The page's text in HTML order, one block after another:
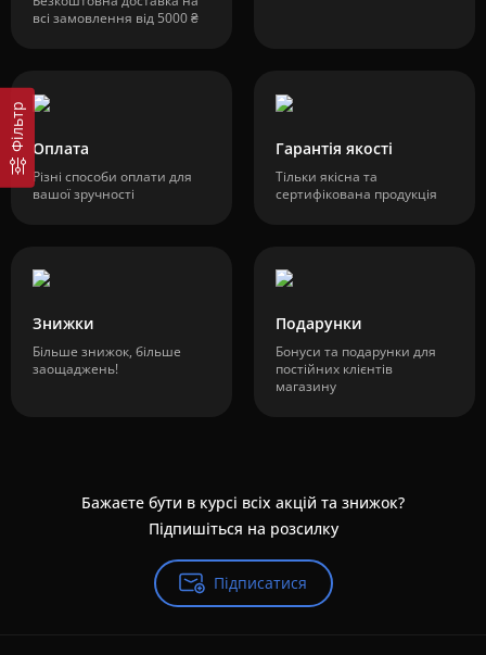
Фільтр
всі замовлення від 5000 ₴
Оплата
Різні способи оплати для
вашої зручності
Гарантія якості
Тільки якісна та
сертифікована продукція
Знижки
Більше знижок, більше
заощаджень!
Подарунки
Бонуси та подарунки для
постійних клієнтів
магазину
Бажаєте бути в курсі всіх акцій та знижок?
Підпишіться на розсилку
Підписатися